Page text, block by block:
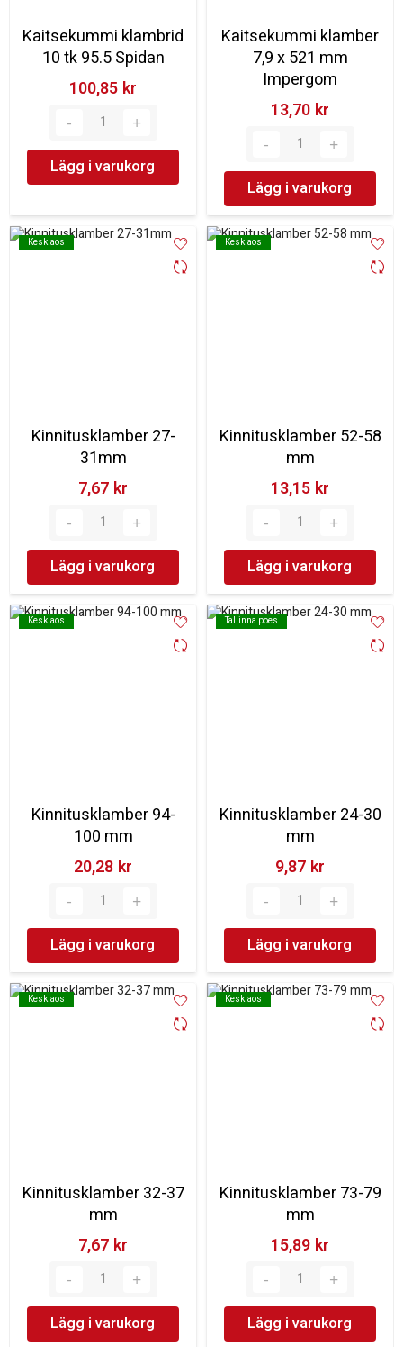
Kaitsekummi klambrid
10 tk 95.5 Spidan
100,85 kr‎
Lägg i varukorg
Kaitsekummi klamber
7,9 x 521 mm
Impergom
13,70 kr‎
Lägg i varukorg
Kesklaos
Kesklaos
Kinnitusklamber 27-
31mm
7,67 kr‎
Lägg i varukorg
Kesklaos
Kesklaos
Kinnitusklamber 52-58
mm
13,15 kr‎
Lägg i varukorg
Kesklaos
Kesklaos
Kinnitusklamber 94-
100 mm
20,28 kr‎
Lägg i varukorg
Tallinna poes
Tallinna poes
Kinnitusklamber 24-30
mm
9,87 kr‎
Lägg i varukorg
Kesklaos
Kesklaos
Kinnitusklamber 32-37
mm
7,67 kr‎
Lägg i varukorg
Kesklaos
Kesklaos
Kinnitusklamber 73-79
mm
15,89 kr‎
Lägg i varukorg